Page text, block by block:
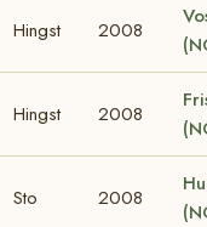
Hingst 2008
Hingst 2008
Sto 2008